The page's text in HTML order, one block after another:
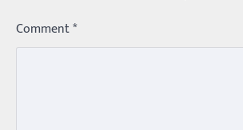
Comment*